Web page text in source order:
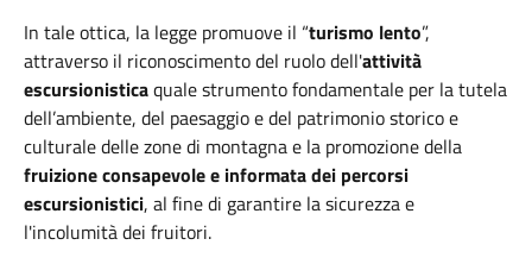
In tale ottica, la legge promuove il “turismo lento”,
attraverso il riconoscimento del ruolo dell'attività
escursionisticaquale strumento fondamentale per la tutela
dell’ambiente, del paesaggio e del patrimonio storico e
culturale delle zone di montagna e la promozione della
fruizione consapevole e informata dei percorsi
escursionistici, al fine di garantire la sicurezza e
l'incolumità dei fruitori.